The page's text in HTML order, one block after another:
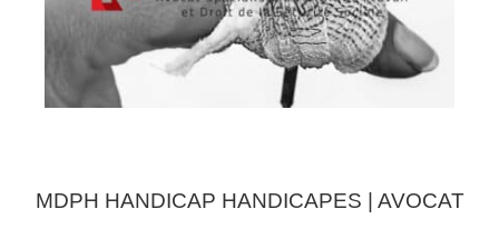
MDPH HANDICAP HANDICAPES | AVOCAT